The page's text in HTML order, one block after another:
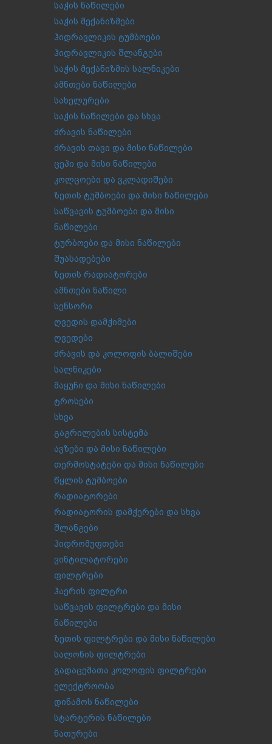
საჭის ნაწილები
საჭის მექანიზმები
ჰიდრავლიკის ტუმბოები
ჰიდრავლიკის შლანგები
საჭის მექანიზმის სალნიკები
ამნთები ნაწილები
სახელურები
საჭის ნაწილები და სხვა
ძრავის ნაწილები
ძრავის თავი და მისი ნაწილები
ცეპი და მისი ნაწილები
კოლცოები და ვკლადიშები
ზეთის ტუმბოები და მისი ნაწილები
საწვავის ტუმბოები და მისი
ნაწილები
ტურბოები და მისი ნაწილები
შუასადებები
ზეთის რადიატორები
ამნთები ნაწილი
სენსორი
ღვედის დამჭიმები
ღვედები
ძრავის და კოლოფის ბალიშები
სალნიკები
მაყუჩი და მისი ნაწილები
ტროსები
სხვა
გაგრილების სისტემა
ავზები და მისი ნაწილები
თერმოსტატები და მისი ნაწილები
წყლის ტუმბოები
რადიატორები
რადიატორის დამჭერები და სხვა
შლანგები
ჰიდრომუფთები
ვინტილატორები
ფილტრები
ჰაერის ფილტრი
საწვავის ფილტრები და მისი
ნაწილები
ზეთის ფილტრები და მისი ნაწილები
სალონის ფილტრები
გადაცემათა კოლოფის ფილტრები
ელექტროობა
დინამოს ნაწილები
სტარტერის ნაწილები
ნათურები